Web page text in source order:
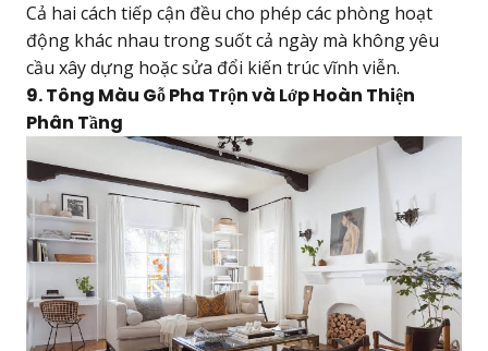
Cả hai cách tiếp cận đều cho phép các phòng hoạt
động khác nhau trong suốt cả ngày mà không yêu
cầu xây dựng hoặc sửa đổi kiến trúc vĩnh viễn.
9. Tông Màu Gỗ Pha Trộn và Lớp Hoàn Thiện
Phân Tầng